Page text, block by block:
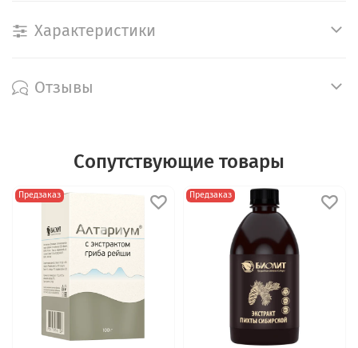
Характеристики
Отзывы
Сопутствующие товары
Предзаказ Предзаказ